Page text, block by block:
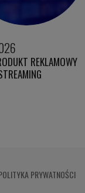
REKLAMOWY
PRYWATNOŚCI